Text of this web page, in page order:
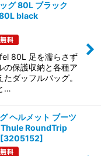
グ 80L ブラック
black
80L 足を濡らさず
の保護収納と各種ア
ダッフルバッグ。
…
ヘルメット ブーツ
Thule RoundTrip
[3205152]